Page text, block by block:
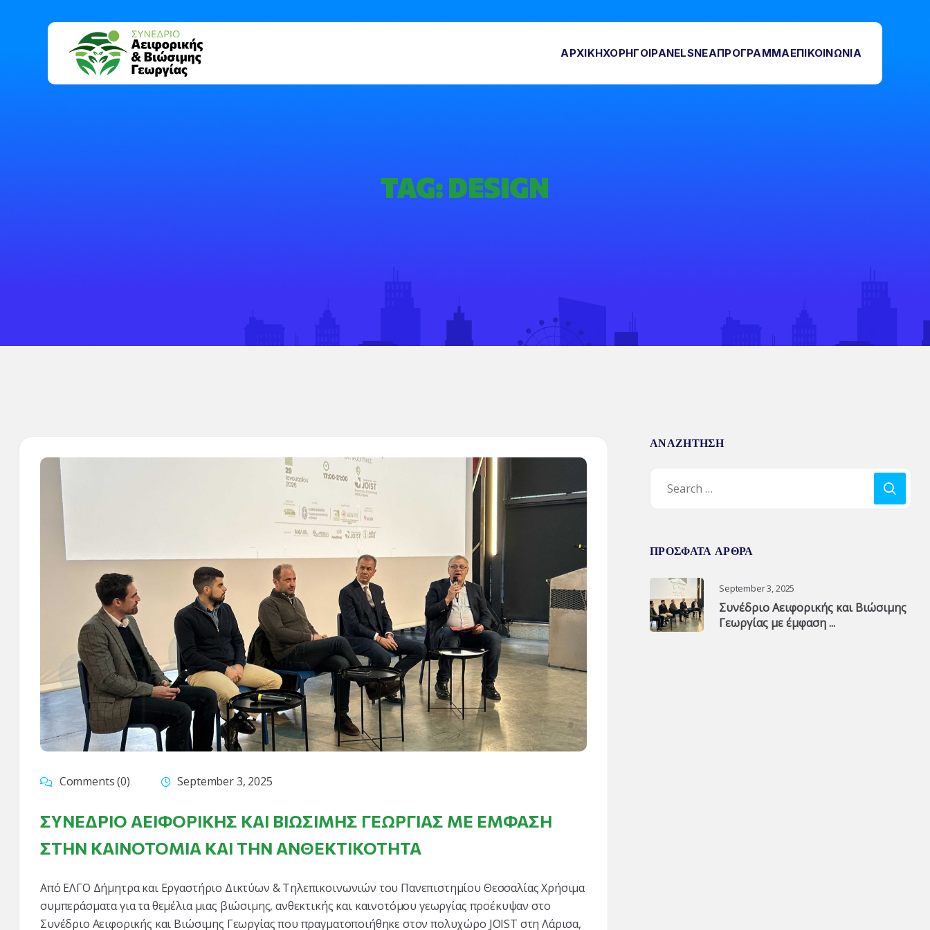
ΑΡΧΙΚΗΧΟΡΗΓΟΙPANELSΝΕΑΠΡΟΓΡΑΜΜΑΕΠΙΚΟΙΝΩΝΙΑ
TAG:DESIGN
Comments (0) September 3, 2025
ΣΥΝΈΔΡΙΟ ΑΕΙΦΟΡΙΚΉΣ ΚΑΙ ΒΙΏΣΙΜΗΣ ΓΕΩΡΓΊΑΣ ΜΕ ΈΜΦΑΣΗ
ΣΤΗΝ ΚΑΙΝΟΤΟΜΊΑ ΚΑΙ ΤΗΝ ΑΝΘΕΚΤΙΚΌΤΗΤΑ
Από ΕΛΓΟ Δήμητρα και Εργαστήριο Δικτύων & Τηλεπικοινωνιών του Πανεπιστημίου Θεσσαλίας Χρήσιμα
συμπεράσματα για τα θεμέλια μιας βιώσιμης, ανθεκτικής και καινοτόμου γεωργίας προέκυψαν στο
Συνέδριο Αειφορικής και Βιώσιμης Γεωργίας που πραγματοποιήθηκε στον πολυχώρο JOIST στη Λάρισα,
ΑΝΑΖΗΤΗΣΗ
ΠΡΟΣΦΑΤΑ ΑΡΘΡΑ
September 3, 2025
Συνέδριο Αειφορικής και Βιώσιμης
Γεωργίας με έμφαση ...